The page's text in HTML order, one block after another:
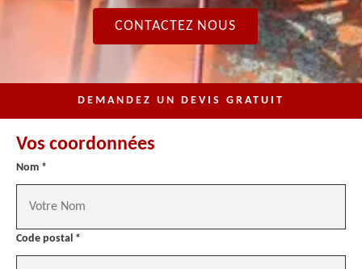
CONTACTEZ NOUS
DEMANDEZ UN DEVIS GRATUIT
Vos coordonnées
Nom *
Code postal *